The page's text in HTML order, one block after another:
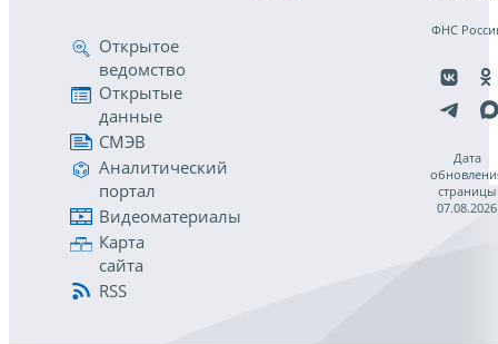
Открытое
ведомство
Открытые
данные
СМЭВ
Аналитический
портал
Видеоматериалы
Карта
сайта
RSS
ФНС
Дата
страницы
07.08.2026